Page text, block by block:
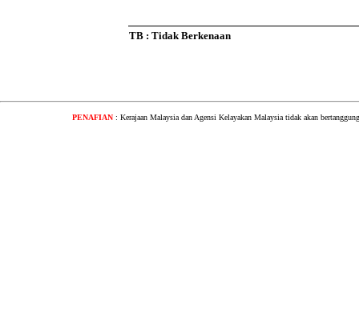
TB : Tidak Berkenaan
PENAFIAN : Kerajaan Malaysia dan Agensi Kelayakan Malaysia tidak akan